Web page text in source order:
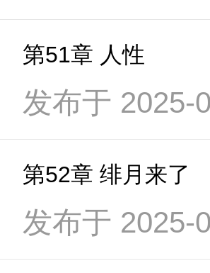
第51章 人性
发布于 2025-
第52章 绯月来了
发布于 2025-